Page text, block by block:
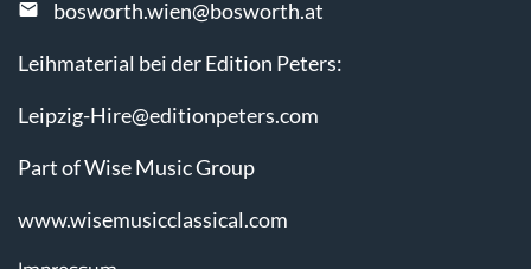
bosworth.wien@bosworth.at
Leihmaterial bei der Edition Peters:
Leipzig-Hire@editionpeters.com
Part of Wise Music Group
www.wisemusicclassical.com